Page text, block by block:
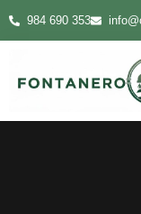
984 690 353